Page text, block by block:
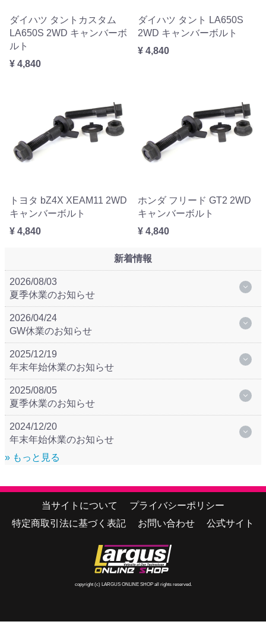
ダイハツ タントカスタム
LA650S 2WD キャンバーボ
ルト
¥ 4,840
ダイハツ タント LA650S
2WD キャンバーボルト
¥ 4,840
トヨタ bZ4X XEAM11 2WD
キャンバーボルト
¥ 4,840
ホンダ フリード GT2 2WD
キャンバーボルト
¥ 4,840
新着情報
2026/08/03
夏季休業のお知らせ
2026/04/24
GW休業のお知らせ
2025/12/19
年末年始休業のお知らせ
2025/08/05
夏季休業のお知らせ
2024/12/20
年末年始休業のお知らせ
» もっと見る
当サイトについて
プライバシーポリシー
特定商取引法に基づく表記
お問い合わせ 公式サイト
copyright (c) LARGUS ONLINE SHOP all rights reserved.